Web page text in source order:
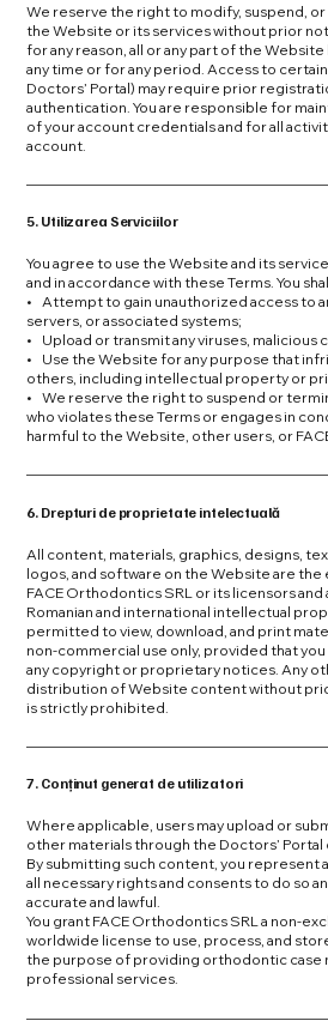
We reserve the right to modify, suspend,
the Website or its services without prior
for any reason, all or any part of the
any time or for any period. Access to
Doctors’ Portal) may require prior
authentication. You are responsible for
of your account credentials and for all
account.
5. Utilizarea Serviciilor
You agree to use the Website and its
and in accordance with these Terms. You
• Attempt to gain unauthorized access to
servers, or associated systems;
• Upload or transmit any viruses, malicious
• Use the Website for any purpose that
others, including intellectual property or
• We reserve the right to suspend or
who violates these Terms or engages in
harmful to the Website, other users, or
6. Drepturi de proprietate intelectuală
All content, materials, graphics, designs,
logos, and software on the Website are
FACE Orthodontics SRL or its licensors
Romanian and international intellectual
permitted to view, download, and print
non-commercial use only, provided that
any copyright or proprietary notices. Any
distribution of Website content without
is strictly prohibited.
7. Conținut generat de utilizatori
Where applicable, users may upload or
other materials through the Doctors’ Portal
By submitting such content, you represent
all necessary rights and consents to do so
accurate and lawful.
You grant FACE Orthodontics SRL a non-
worldwide license to use, process, and
the purpose of providing orthodontic case
professional services.